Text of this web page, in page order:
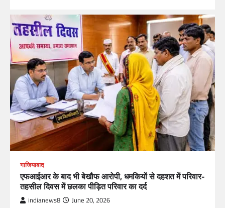
गाजियाबाद
एफआईआर के बाद भी बेखौफ आरोपी, धमकियों से दहशत में परिवार-
तहसील दिवस में छलका पीड़ित परिवार का दर्द
indianews8 June 20, 2026